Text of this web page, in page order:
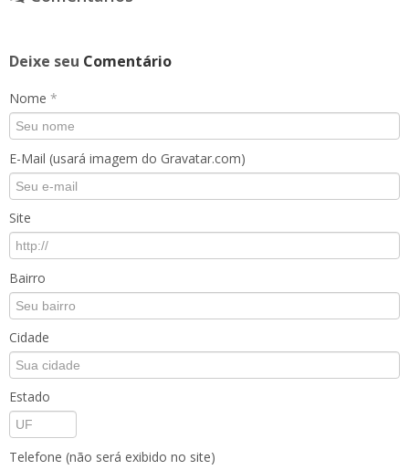
Deixe seu Comentário
Nome *
E-Mail (usará imagem do Gravatar.com)
Site
Bairro
Cidade
Estado
Telefone (não será exibido no site)